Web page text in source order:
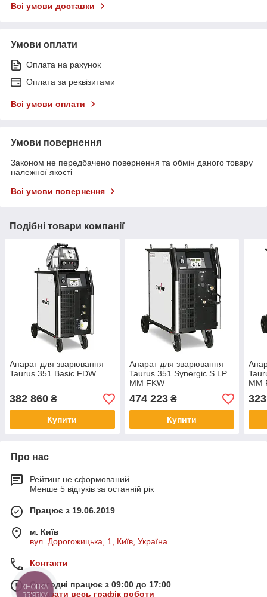
Всі умови доставки
Умови оплати
Оплата на рахунок
Оплата за реквізитами
Всі умови оплати
Умови повернення
Законом не передбачено повернення та обмін даного товару
належної якості
Всі умови повернення
Подібні товари компанії
Апарат для зварювання
Taurus 351 Basic FDW
382 860 ₴
Купити
Апарат для зварювання
Taurus 351 Synergic S LP
MM FKW
474 223₴
Купити
MM
Про нас
Рейтинг не сформований
Менше 5 відгуків за останній рік
Працює з 19.06.2019
м. Київ
вул. Дорогожицька, 1, Київ, Україна
Контакти
Сьогодні працює з 09:00 до 17:00
Показати весь графік роботи
КНОПКА
ЗВ'ЯЗКУ